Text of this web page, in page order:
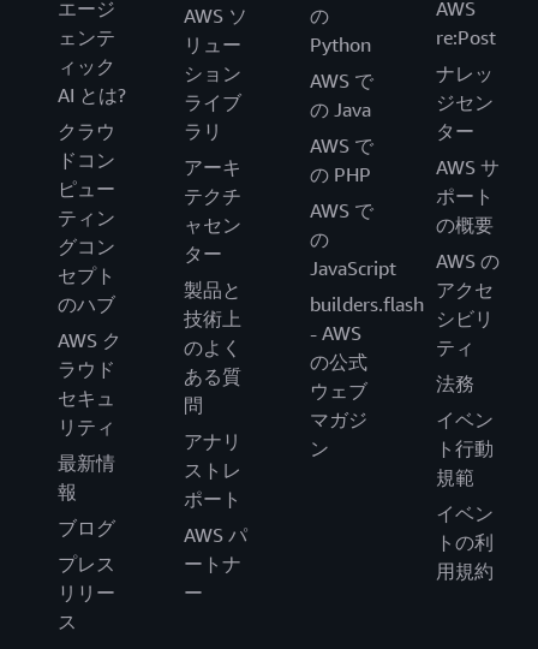
エージ
ェンテ
ィック
AI とは?
クラウ
ドコン
ピュー
ティン
グコン
セプト
のハブ
AWS ク
ラウド
セキュ
リティ
最新情
報
ブログ
プレス
リリー
ス
AWS ソ
リュー
ション
ライブ
ラリ
アーキ
テクチ
ャセン
ター
製品と
技術上
のよく
ある質
問
アナリ
ストレ
ポート
AWS パ
ートナ
ー
の
Python
AWS で
の Java
AWS で
の PHP
AWS で
の
JavaScript
builders.flash
- AWS
の公式
ウェブ
マガジ
ン
AWS
re:Post
ナレッ
ジセン
ター
AWS サ
ポート
の概要
AWS の
アクセ
シビリ
ティ
法務
イベン
ト行動
規範
イベン
トの利
用規約